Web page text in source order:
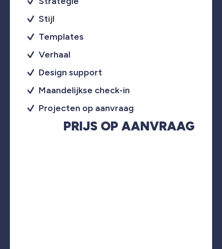
Stijl
Templates
Verhaal
Design support
Maandelijkse check-in
Projecten op aanvraag
PRIJS OP AANVRAAG